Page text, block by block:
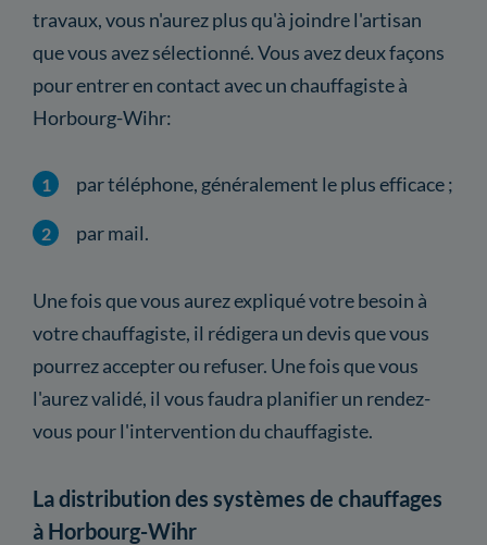
travaux, vous n'aurez plus qu'à joindre l'artisan
que vous avez sélectionné. Vous avez deux façons
pour entrer en contact avec un chauffagiste à
Horbourg-Wihr:
par téléphone, généralement le plus efficace ;
par mail.
Une fois que vous aurez expliqué votre besoin à
votre chauffagiste, il rédigera un devis que vous
pourrez accepter ou refuser. Une fois que vous
l'aurez validé, il vous faudra planifier un rendez-
vous pour l'intervention du chauffagiste.
La distribution des systèmes de chauffages
à Horbourg-Wihr